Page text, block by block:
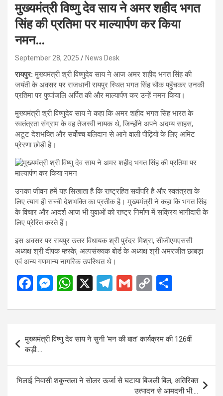
मुख्यमंत्री विष्णु देव साय ने अमर शहीद भगत
सिंह की प्रतिमा पर माल्यार्पण कर किया
नमन…
September 28, 2025 News Desk
रायपुर:मुख्यमंत्री श्री विष्णुदेव साय ने आज अमर शहीद भगत सिंह की
जयंती के अवसर पर राजधानी रायपुर स्थित भगत सिंह चौक पहुँचकर उनकी
प्रतिमा पर पुष्पांजलि अर्पित की और माल्यार्पण कर उन्हें नमन किया।
मुख्यमंत्री श्री विष्णुदेव साय ने कहा कि अमर शहीद भगत सिंह भारत के
स्वतंत्रता संग्राम के वह तेजस्वी नायक थे, जिन्होंने अपने अदम्य साहस,
अटूट देशभक्ति और सर्वोच्च बलिदान से आने वाली पीढ़ियों के लिए अमिट
प्रेरणा छोड़ी है।
उनका जीवन हमें यह सिखाता है कि राष्ट्रहित सर्वोपरि है और स्वतंत्रता के
लिए त्याग ही सच्ची देशभक्ति का प्रतीक है। मुख्यमंत्री ने कहा कि भगत सिंह
के विचार और आदर्श आज भी युवाओं को राष्ट्र निर्माण में सक्रिय भागीदारी के
लिए प्रेरित करते हैं।
इस अवसर पर रायपुर उत्तर विधायक श्री पुरंदर मिश्रा, सीजीएमएससी
अध्यक्ष श्री दीपक म्हस्के, अल्पसंख्यक बोर्ड के अध्यक्ष श्री अमरजीत छाबड़ा
एवं अन्य गणमान्य नागरिक उपस्थित थे।
F
ce
b
o
o
k
M
se
n
g
er
W
at
A
p
p
X
T
e
gr
a
m
G
ail
C
py
n
k
ar
e
navigation
मुख्यमंत्री विष्णु देव साय ने सुनी ‘मन की बात’ कार्यक्रम की 126वीं
कड़ी….
भिलाई निवासी शकुन्तला ने सोलर ऊर्जा से घटाया बिजली बिल, अतिरिक्त
उत्पादन से आमदनी भी….